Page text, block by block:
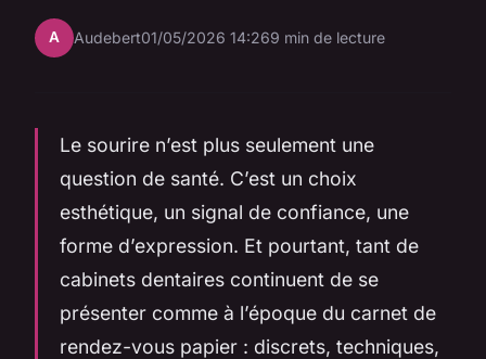
A Audebert01/05/2026 14:269 min de lecture
Le sourire n’est plus seulement une
question de santé. C’est un choix
esthétique, un signal de confiance, une
forme d’expression. Et pourtant, tant de
cabinets dentaires continuent de se
présenter comme à l’époque du carnet de
rendez-vous papier : discrets, techniques,